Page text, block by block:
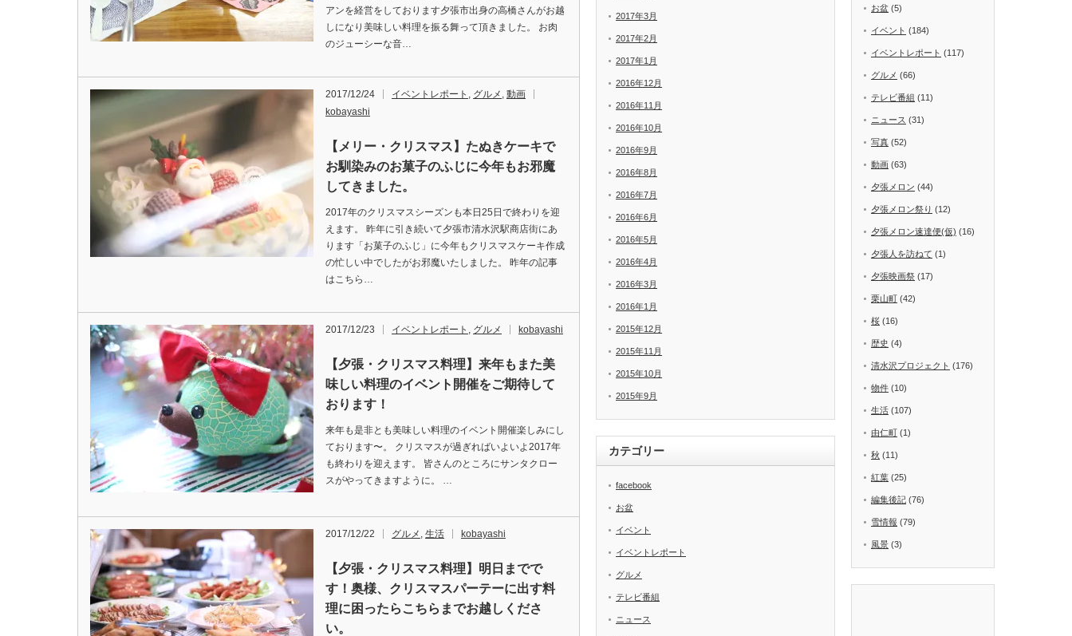
アンを経営をしております夕張市出身の高橋さんがお越
しになり美味しい料理を振る舞って頂きました。 お肉
のジューシーな音…
2017/12/24 イベントレポート , グルメ , 動画
kobayashi
【メリー・クリスマス】たぬきケーキで
お馴染みのお菓子のふじに今年もお邪魔
してきました。
2017年のクリスマスシーズンも本日25日で終わりを迎
えます。 昨年に引き続いて夕張市清水沢駅商店街にあ
ります「お菓子のふじ」に今年もクリスマスケーキ作成
の忙しい中でしたがお邪魔いたしました。 昨年の記事
はこちら…
2017/12/23 イベントレポート , グルメ kobayashi
【夕張・クリスマス料理】来年もまた美
味しい料理のイベント開催をご期待して
おります！
来年も是非とも美味しい料理のイベント開催楽しみにし
ております〜。 クリスマスが過ぎればいよいよ2017年
も終わりを迎えます。 皆さんのところにサンタクロー
スがやってきますように。 …
2017/12/22 グルメ , 生活 kobayashi
【夕張・クリスマス料理】明日までで
す！奥様、クリスマスパーテーに出す料
理に困ったらこちらまでお越しくださ
い。
2017年3月
2017年2月
2017年1月
2016年12月
2016年11月
2016年10月
2016年9月
2016年8月
2016年7月
2016年6月
2016年5月
2016年4月
2016年3月
2016年1月
2015年12月
2015年11月
2015年10月
2015年9月
カテゴリー
facebook
お盆
イベント
イベントレポート
グルメ
テレビ番組
ニュース
お盆 (5)
イベント (184)
イベントレポート (117)
グルメ (66)
テレビ番組 (11)
ニュース (31)
写真 (52)
動画 (63)
夕張メロン (44)
夕張メロン祭り (12)
夕張メロン速達便(仮) (16)
夕張人を訪ねて (1)
夕張映画祭 (17)
栗山町 (42)
桜 (16)
歴史 (4)
清水沢プロジェクト (176)
物件 (10)
生活 (107)
由仁町 (1)
秋 (11)
紅葉 (25)
編集後記 (76)
雪情報 (79)
風景 (3)